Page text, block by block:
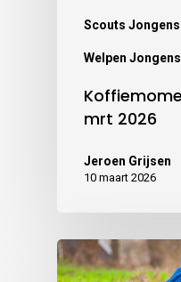
Scouts Jongens
Welpen Jongens
mrt 2026
Jeroen Grijsen
10 maart 2026